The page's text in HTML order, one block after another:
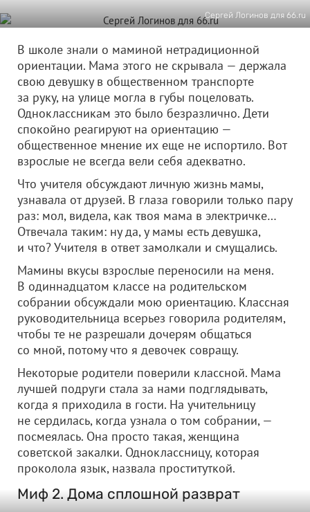
Сергей Логинов для 66.ru
В школе знали о маминой нетрадиционной
ориентации. Мама этого не скрывала — держала
свою девушку в общественном транспорте
за руку, на улице могла в губы поцеловать.
Одноклассникам это было безразлично. Дети
спокойно реагируют на ориентацию —
общественное мнение их еще не испортило. Вот
взрослые не всегда вели себя адекватно.
Что учителя обсуждают личную жизнь мамы,
узнавала от друзей. В глаза говорили только пару
раз: мол, видела, как твоя мама в электричке…
Отвечала таким: ну да, у мамы есть девушка,
и что? Учителя в ответ замолкали и смущались.
Мамины вкусы взрослые переносили на меня.
В одиннадцатом классе на родительском
собрании обсуждали мою ориентацию. Классная
руководительница всерьез говорила родителям,
чтобы те не разрешали дочерям общаться
со мной, потому что я девочек совращу.
Некоторые родители поверили классной. Мама
лучшей подруги стала за нами подглядывать,
когда я приходила в гости. На учительницу
не сердилась, когда узнала о том собрании, —
посмеялась. Она просто такая, женщина
советской закалки. Одноклассницу, которая
проколола язык, назвала проституткой.
Миф 2. Дома сплошной разврат